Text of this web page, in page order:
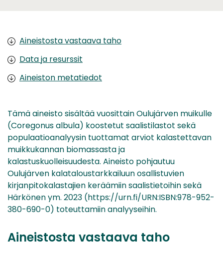
Aineistosta vastaava taho
Data ja resurssit
Aineiston metatiedot
Tämä aineisto sisältää vuosittain Oulujärven muikulle
(Coregonus albula) koostetut saalistilastot sekä
populaatioanalyysin tuottamat arviot kalastettavan
muikkukannan biomassasta ja
kalastuskuolleisuudesta. Aineisto pohjautuu
Oulujärven kalataloustarkkailuun osallistuvien
kirjanpitokalastajien keräämiin saalistietoihin sekä
Härkönen ym. 2023 (https://urn.fi/URN:ISBN:978-952-
380-690-0) toteuttamiin analyyseihin.
Aineistosta vastaava taho